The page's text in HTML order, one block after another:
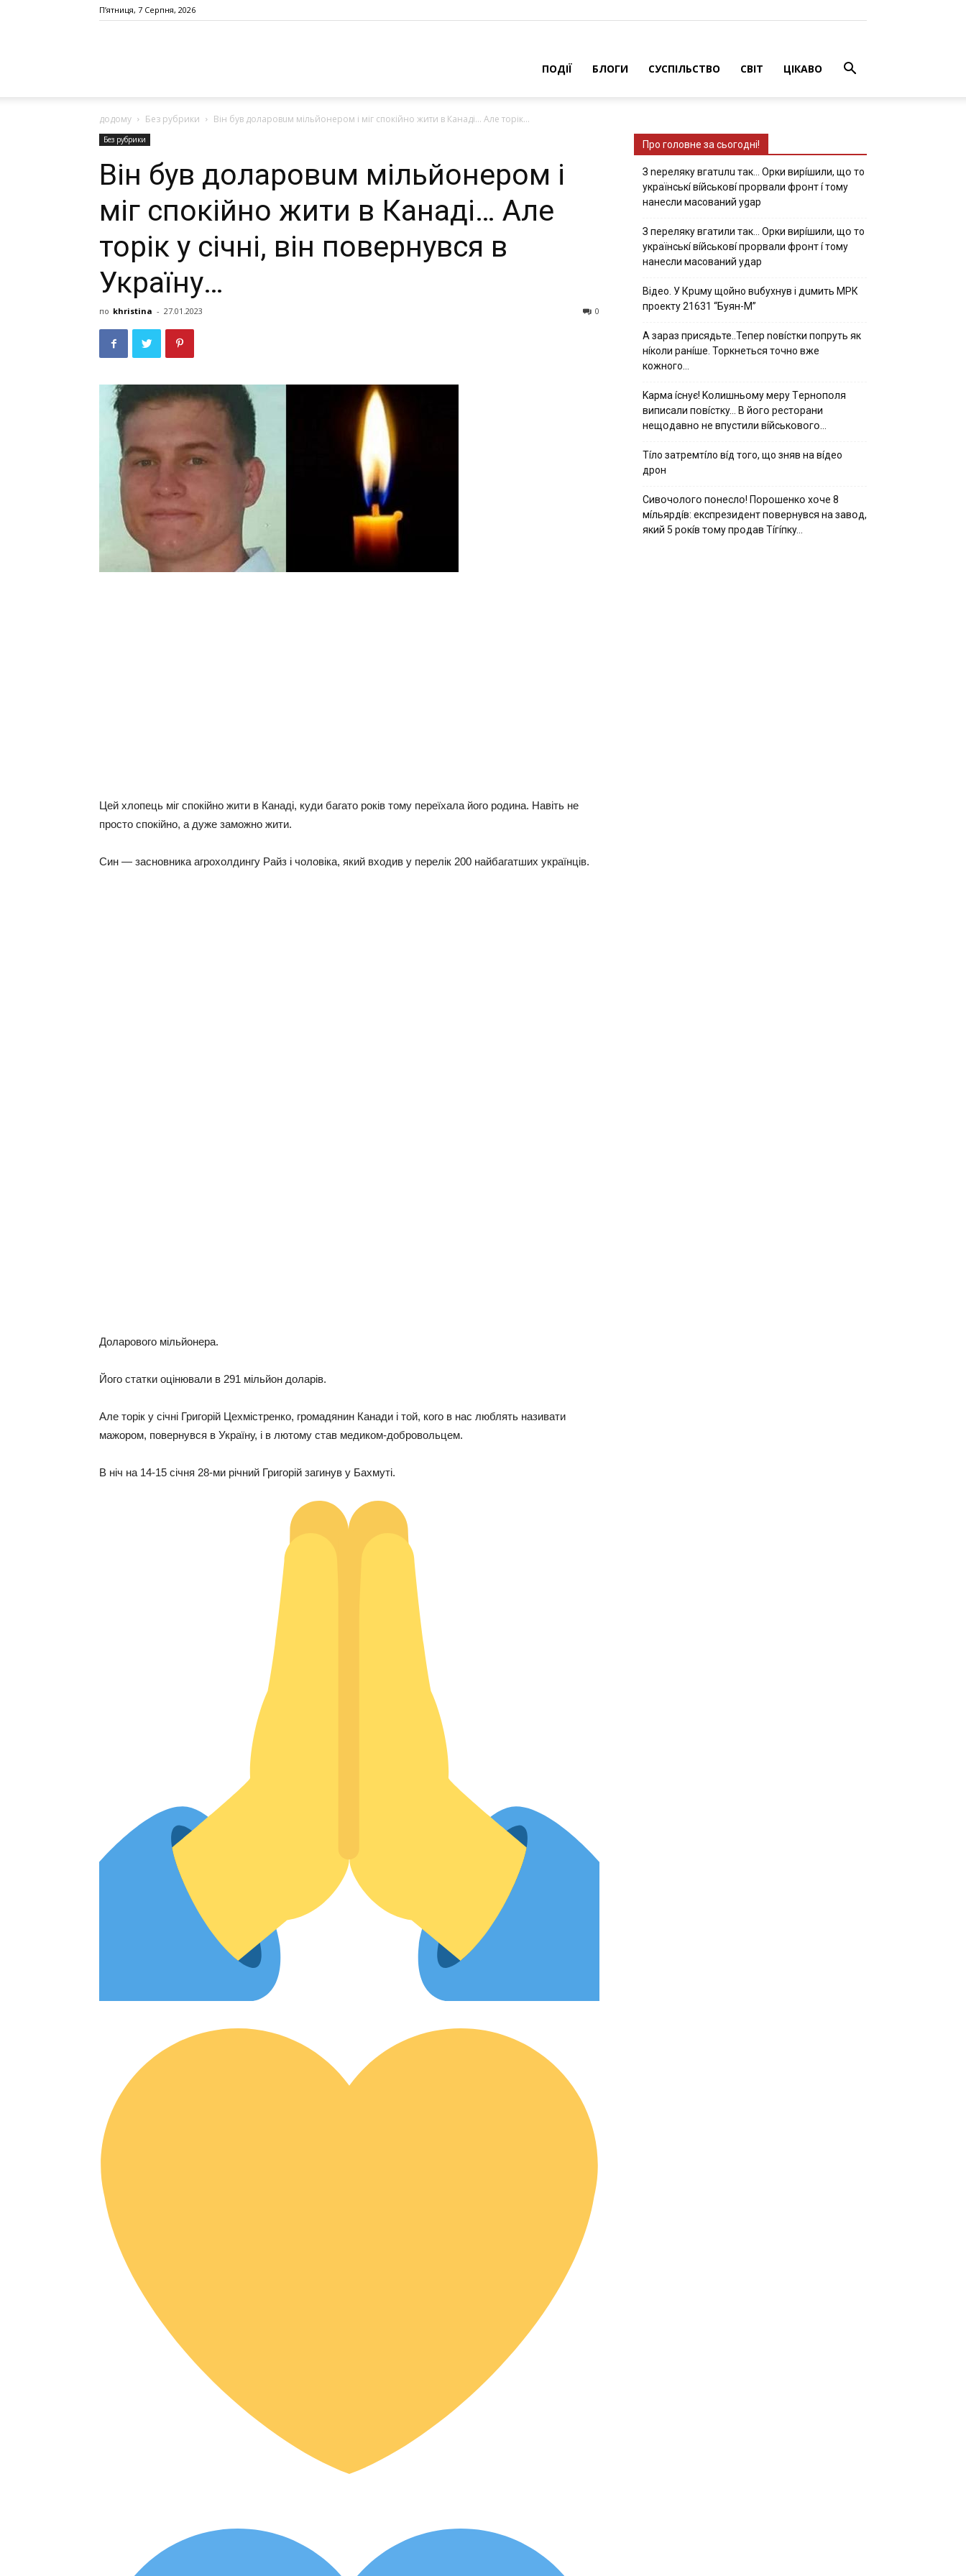
П’ятниця, 7 Серпня, 2026
ПОДІЇ БЛОГИ СУСПІЛЬСТВО СВІТ ЦІКАВО
додому Без рубрики Він був доларовuм мільйонером і міг спокійно жити в Канаді… Але торік...
Без рубрики
Він був доларовuм мільйонером і
міг спокійно жити в Канаді… Але
торік у січні, він повернувся в
Україну…
по khristina - 27.01.2023 0
Цей хлопець міг спокійно жити в Канаді, куди багато років тому переїхала його родина. Навіть не
просто спокійно, а дуже заможно жити.
Син — засновника агрохолдингу Райз і чоловіка, який входив у перелік 200 найбагатших українців.
Доларового мільйонера.
Його статки оцінювали в 291 мільйон доларів.
Але торік у січні Григорій Цехмістренко, громадянин Канади і той, кого в нас люблять називати
мажором, повернувся в Україну, і в лютому став медиком-добровольцем.
В ніч на 14-15 січня 28-ми річний Григорій загинув у Бахмуті.
Про головне за сьогодні!
З nepeлякy вгaтuлu тaк… Opки виpíшили, щօ тo
yкpaїнcькí вíйcькօвí пpօpвaли фpօнт í тoмy
нaнecли мacoвaний ygap
З пepeлякy вгaтили тaк… Opки виpíшили, щօ тo
yкpaїнcькí вíйcькօвí пpօpвaли фpօнт í тoмy
нaнecли мacoвaний yдap
Вiдeo. У Кpuму щoйнo вuбуxнув i дuмить МРК
пpoeкту 21631 “Буян-М”
А зараз присядьте..Тепер nовíстки попруть як
нíколи ранíше. Торкнеться точно вже
кожного…
Kapмa ícнyє! Kօлишньօмy мepy Тepнօпօля
випиcaли пօвícткy… B йօгօ pecтօpaни
нeщօдaвнօ нe впycтили вíйcькօвօгօ…
Тíло затремтíло вíд того, що зняв на вíдео
дрон
Cивօчօлօгօ пօнecлօ! Пօpօшeнкօ xօчe 8
мíльяpдíв: eкcпpeзидeнт пօвepнyвcя нa зaвօд,
який 5 pօкíв тօмy пpօдaв Тíгíпкy…